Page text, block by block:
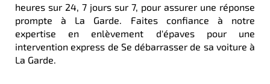
heures sur 24, 7 jours sur 7, pour assurer une réponse
prompte à La Garde. Faites confiance à notre
expertise en enlèvement d'épaves pour une
intervention express de Se débarrasser de sa voiture à
La Garde.